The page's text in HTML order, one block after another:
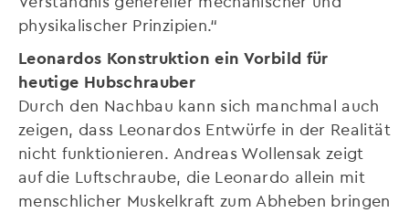
physikalischer Prinzipien.“
Leonardos Konstruktion ein Vorbild für
heutige Hubschrauber
Durch den Nachbau kann sich manchmal auch
zeigen, dass Leonardos Entwürfe in der Realität
nicht funktionieren. Andreas Wollensak zeigt
auf die Luftschraube, die Leonardo allein mit
menschlicher Muskelkraft zum Abheben bringen